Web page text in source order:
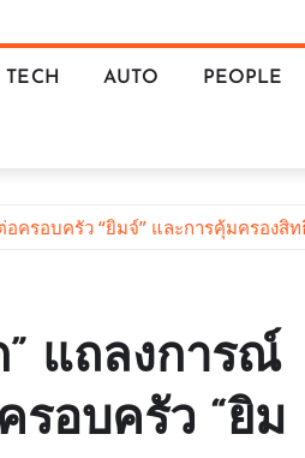
TECH AUTO PEOPLE
รอบครัว “ยิมจ์” และการคุ้มครองสิท
” แถลงการณ์
รอบครัว “ยิม